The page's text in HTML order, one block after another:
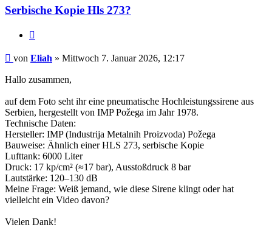
Serbische Kopie Hls 273?
Beitrag
von Eliah » Mittwoch 7. Januar 2026, 12:17
Hallo zusammen,
auf dem Foto seht ihr eine pneumatische Hochleistungssirene aus
Serbien, hergestellt von IMP Požega im Jahr 1978.
Technische Daten:
Hersteller: IMP (Industrija Metalnih Proizvoda) Požega
Bauweise: Ähnlich einer HLS 273, serbische Kopie
Lufttank: 6000 Liter
Druck: 17 kp/cm² (≈17 bar), Ausstoßdruck 8 bar
Lautstärke: 120–130 dB
Meine Frage: Weiß jemand, wie diese Sirene klingt oder hat
vielleicht ein Video davon?
Vielen Dank!